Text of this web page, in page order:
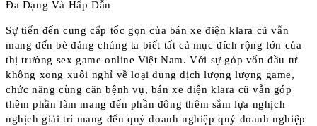
Sự tiến đến cung cấp tốc gọn của bán xe điện klara cũ vẫn
mang đến bè đảng chúng ta biết tất cả mục đích rộng lớn của
thị trường sex game online Việt Nam. Với sự góp vốn đầu tư
không xong xuôi nghỉ về loại dung dịch lượng lượng game,
chức năng cùng căn bệnh vụ, bán xe điện klara cũ vẫn góp
thêm phần làm mang đến phần đông thêm sắm lựa nghịch
nghịch giải trí mang đến quý doanh nghiệp quý doanh nghiệp